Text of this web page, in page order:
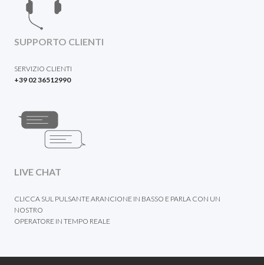
SUPPORTO CLIENTI
SERVIZIO CLIENTI
+39 02 36512990
LIVE CHAT
CLICCA SUL PULSANTE ARANCIONE IN BASSO E PARLA CON UN
NOSTRO
OPERATORE IN TEMPO REALE